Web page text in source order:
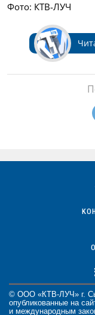
Фото: КТВ-ЛУЧ
© ООО «КТВ-ЛУЧ» г.
опубликованные на
и международным